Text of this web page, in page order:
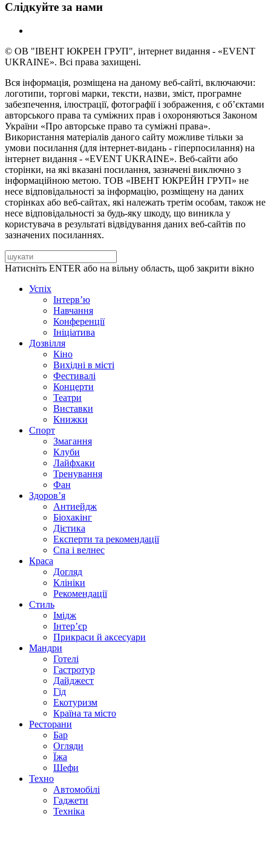
Слідкуйте за нами
© ОВ "ІВЕНТ ЮКРЕН ГРУП", інтернет видання - «EVENT
UKRAINE». Всі права захищені.
Вся інформація, розміщена на даному веб-сайті, включаючи:
логотипи, торгові марки, тексти, назви, зміст, програмне
забезпечення, ілюстрації, фотографії і зображення, є об’єктами
авторського права та суміжних прав і охороняються Законом
України «Про авторське право та суміжні права».
Використання матеріалів даного сайту можливе тільки за
умови посилання (для інтернет-видань - гіперпосилання) на
інтернет видання - «EVENT UKRAINE». Веб-сайти або
сторінки, на які вказані посилання, зазначені виключно з
інформаційною метою. ТОВ «ІВЕНТ ЮКРЕЙН ГРУП» не
несе відповідальності за інформацію, розміщену на даних
сторінках або веб-сайтах, які належать третім особам, також не
несе відповідальності за будь-яку шкоду, що виникла у
користувача в результаті відвідування даних веб-сайтів по
зазначених посиланнях.
Натисніть ENTER або на вільну область, щоб закрити вікно
Успіх
Інтерв’ю
Навчання
Конференції
Ініціатива
Дозвілля
Кіно
Вихідні в місті
Фестивалі
Концерти
Театри
Виставки
Книжки
Спорт
Змагання
Клуби
Лайфхаки
Тренування
Фан
Здоров’я
Антиейдж
Біохакінг
Дієтика
Експерти та рекомендації
Спа i велнес
Краса
Догляд
Клініки
Рекомендації
Стиль
Імідж
Інтер’єр
Прикраси й аксесуари
Мандри
Готелі
Гастротур
Дайджест
Гід
Екотуризм
Країна та місто
Ресторани
Бар
Огляди
Їжа
Шефи
Техно
Автомобілі
Гаджети
Техніка